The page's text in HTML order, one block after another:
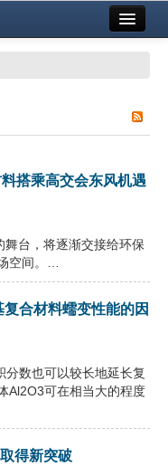
搭乘高交会东风机遇
舞台，将逐渐交接给环保
空间。…
合材料蠕变性能的因
数也可以较长地延长复
Al2O3可在相当大的程度
得新突破